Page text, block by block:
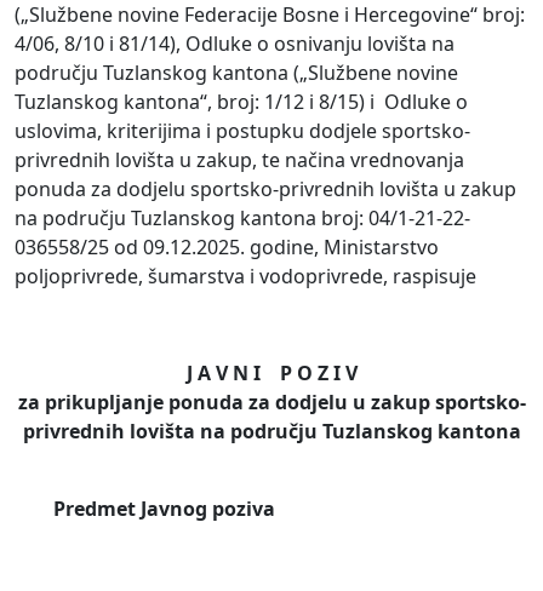
(„Službene novine Federacije Bosne i Hercegovine“ broj:
4/06, 8/10 i 81/14), Odluke o osnivanju lovišta na
području Tuzlanskog kantona („Službene novine
Tuzlanskog kantona“, broj: 1/12 i 8/15) i Odluke o
uslovima, kriterijima i postupku dodjele sportsko-
privrednih lovišta u zakup, te načina vrednovanja
ponuda za dodjelu sportsko-privrednih lovišta u zakup
na području Tuzlanskog kantona broj: 04/1-21-22-
036558/25 od 09.12.2025. godine, Ministarstvo
poljoprivrede, šumarstva i vodoprivrede, raspisuje
J A V N I P O Z I V
za prikupljanje ponuda za dodjelu u zakup sportsko-
privrednih lovišta na području Tuzlanskog kantona
Predmet Javnog poziva